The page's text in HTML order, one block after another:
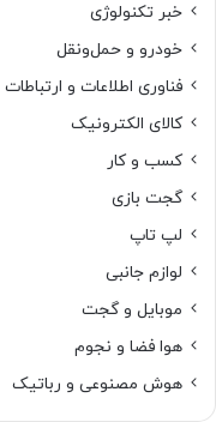
خبر تکنولوژی
خودرو و حمل‌و‌نقل
فناوری اطلاعات و ارتباطات
کالای الکترونیک
کسب و کار
گجت بازی
لپ تاپ
لوازم جانبی
موبایل و گجت
هوا فضا و نجوم
هوش مصنوعی و رباتیک